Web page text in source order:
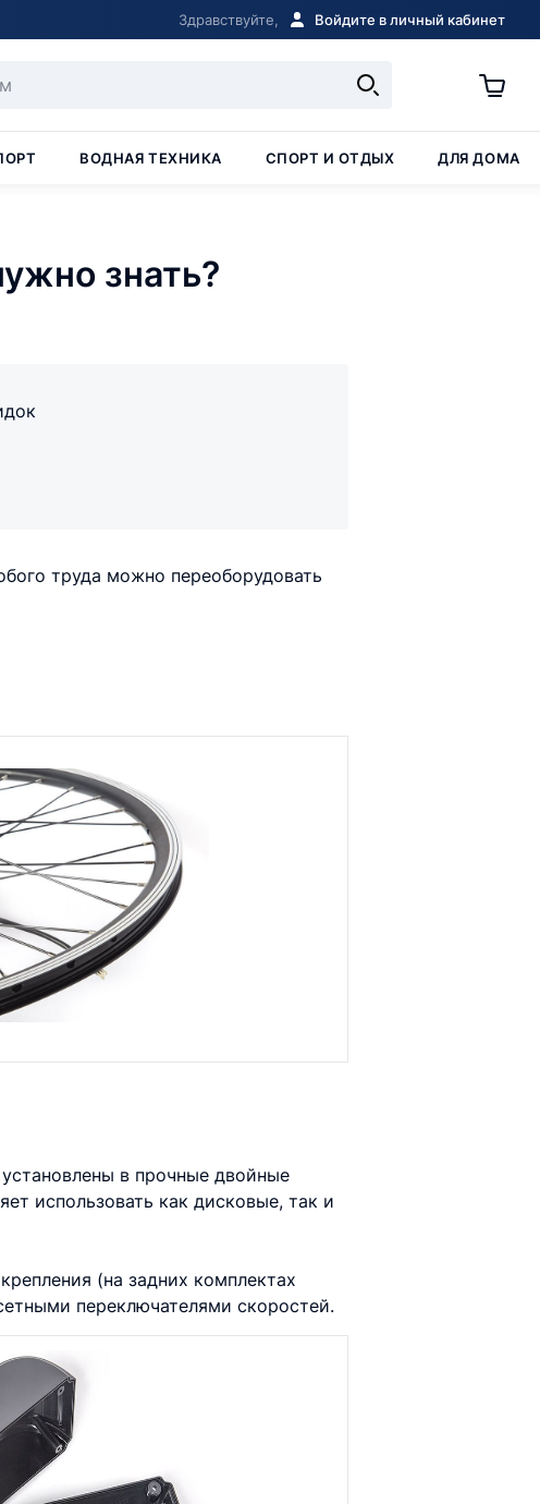
Здравствуйте, Войдите в личный кабинет
ВОДНАЯ ТЕХНИКА СПОРТ И ОТДЫХ ДЛЯ ДОМА
знать?
труда можно переоборудовать
в прочные двойные
использовать как дисковые, так и
(на задних комплектах
переключателями скоростей.